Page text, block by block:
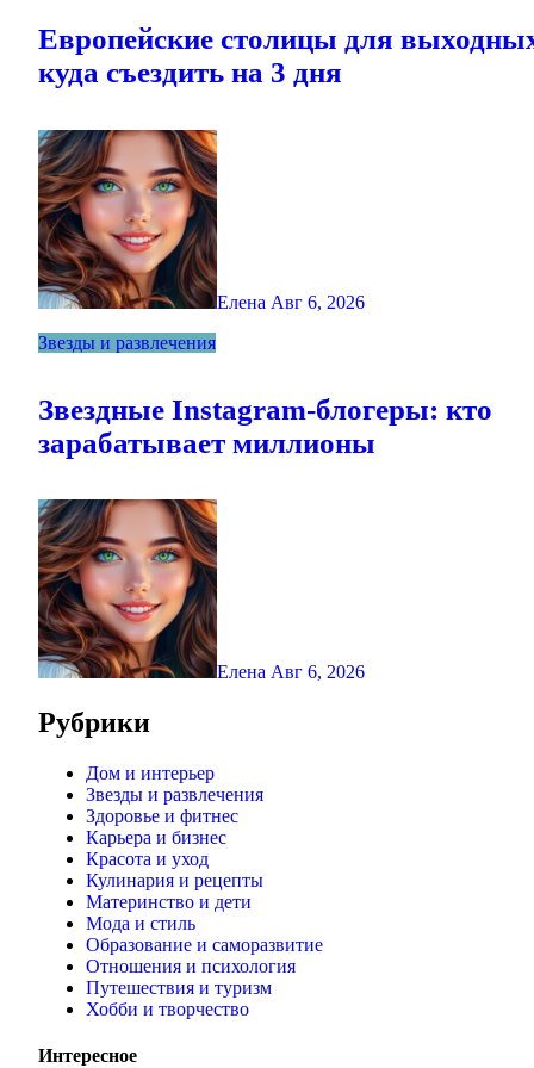
Европейские столицы для
куда съездить на 3 дня
Елена Авг 6, 2026
Звезды и развлечения
Звездные Instagram-блогеры: кто
зарабатывает миллионы
Елена Авг 6, 2026
Рубрики
Дом и интерьер
Звезды и развлечения
Здоровье и фитнес
Карьера и бизнес
Красота и уход
Кулинария и рецепты
Материнство и дети
Мода и стиль
Образование и саморазвитие
Отношения и психология
Путешествия и туризм
Хобби и творчество
Интересное